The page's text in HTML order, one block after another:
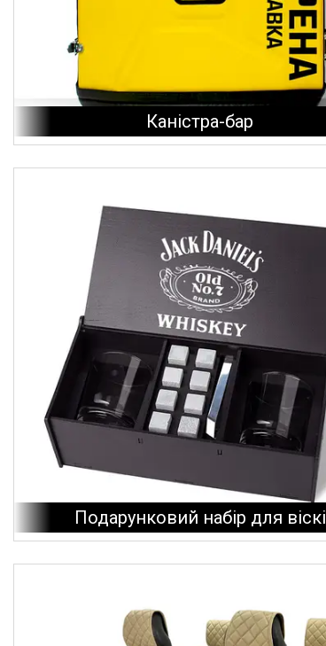
Каністра-бар
Подарунковий набір для віскі